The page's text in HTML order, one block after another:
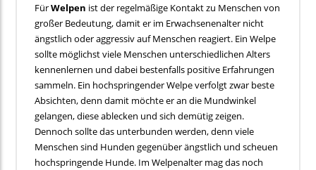
FürWelpen ist der regelmäßige Kontakt zu Menschen von
großer Bedeutung, damit er im Erwachsenenalter nicht
ängstlich oder aggressiv auf Menschen reagiert. Ein Welpe
sollte möglichst viele Menschen unterschiedlichen Alters
kennenlernen und dabei bestenfalls positive Erfahrungen
sammeln. Ein hochspringender Welpe verfolgt zwar beste
Absichten, denn damit möchte er an die Mundwinkel
gelangen, diese ablecken und sich demütig zeigen.
Dennoch sollte das unterbunden werden, denn viele
Menschen sind Hunden gegenüber ängstlich und scheuen
hochspringende Hunde. Im Welpenalter mag das noch